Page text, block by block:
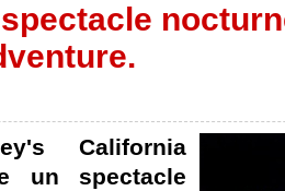
California
un spectacle